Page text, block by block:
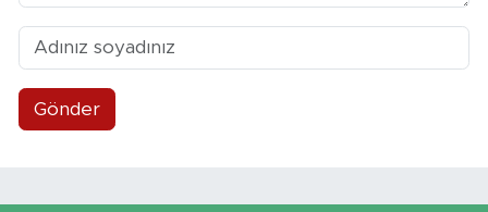
Gönder